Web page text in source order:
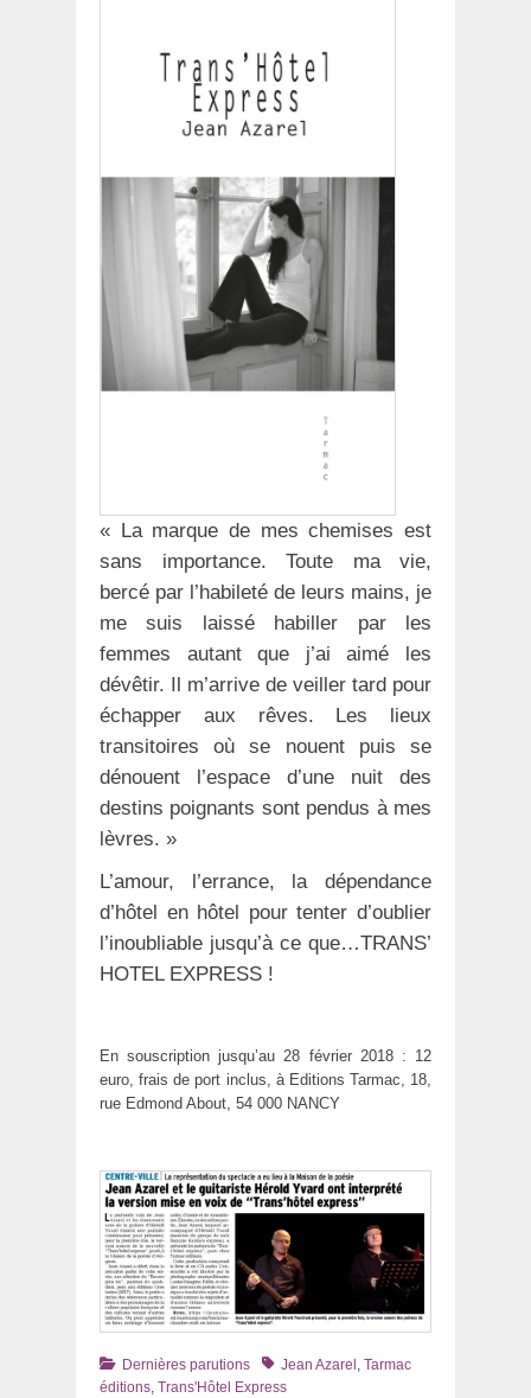
« La marque de mes chemises est
sans importance. Toute ma vie,
bercé par l’habileté de leurs mains, je
me suis laissé habiller par les
femmes autant que j’ai aimé les
dévêtir. Il m’arrive de veiller tard pour
échapper aux rêves. Les lieux
transitoires où se nouent puis se
dénouent l’espace d’une nuit des
destins poignants sont pendus à mes
lèvres. »
L’amour, l’errance, la dépendance
d’hôtel en hôtel pour tenter d’oublier
l’inoubliable jusqu’à ce que…TRANS’
HOTEL EXPRESS !
En souscription jusqu’au 28 février 2018 : 12
euro, frais de port inclus, à Editions Tarmac, 18,
rue Edmond About, 54 000 NANCY
Catégories
Dernières parutions TagsJean Azarel , Tarmac
éditions, Trans'Hôtel Express